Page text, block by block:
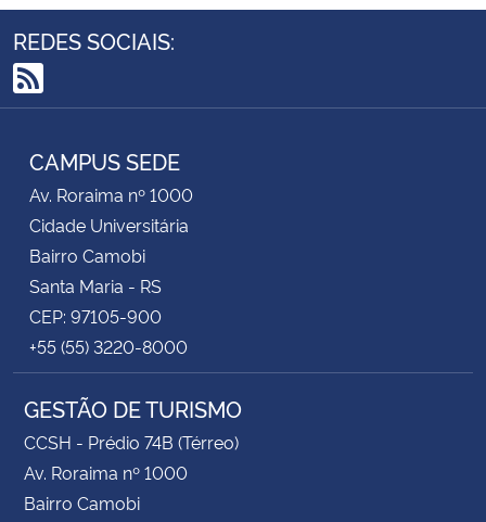
REDES SOCIAIS:
RSS
CAMPUS SEDE
Av. Roraima nº 1000
Cidade Universitária
Bairro Camobi
Santa Maria - RS
CEP: 97105-900
+55 (55) 3220-8000
GESTÃO DE TURISMO
CCSH - Prédio 74B (Térreo)
Av. Roraima nº 1000
Bairro Camobi